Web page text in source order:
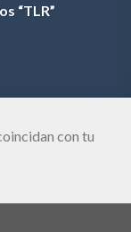
“TLR”
con tu